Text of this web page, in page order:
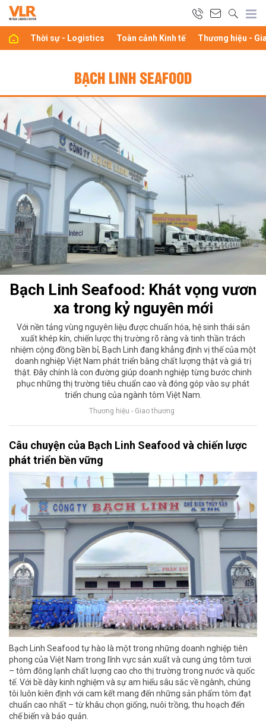
Thời sự - Logistics Toàn cảnh Kinh tế Thương hiệu -
BẠCH LINH SEAFOOD
Bạch Linh Seafood: Khát vọng vươn
xa trong kỷ nguyên mới
Với nền tảng vùng nguyên liệu được chuẩn hóa, hệ sinh thái sản
xuất khép kín, chiến lược thị trường rõ ràng và tinh thần trách
nhiệm cộng đồng bền bỉ, Bạch Linh đang khẳng định vị thế của một
doanh nghiệp Việt Nam phát triển bằng chất lượng thật và giá trị
thật. Đây chính là con đường giúp doanh nghiệp từng bước chinh
phục những thị trường tiêu chuẩn cao và đóng góp vào sự phát
triển chung của ngành tôm Việt Nam.
Thương hiệu - Giao thương
Câu chuyện của Bạch Linh Seafood và chiến lược
phát triển bền vững
Bạch Linh Seafood tự hào là một trong những doanh nghiệp tiên
phong của Việt Nam trong lĩnh vực sản xuất và cung ứng tôm tươi
– tôm đông lạnh chất lượng cao cho thị trường trong nước và quốc
tế. Với bề dày kinh nghiệm và sự am hiểu sâu sắc về ngành, chúng
tôi luôn kiên định với cam kết mang đến những sản phẩm tôm đạt
chuẩn cao nhất – từ khâu chọn giống, nuôi trồng, thu hoạch đến
chế biến và bảo quản.